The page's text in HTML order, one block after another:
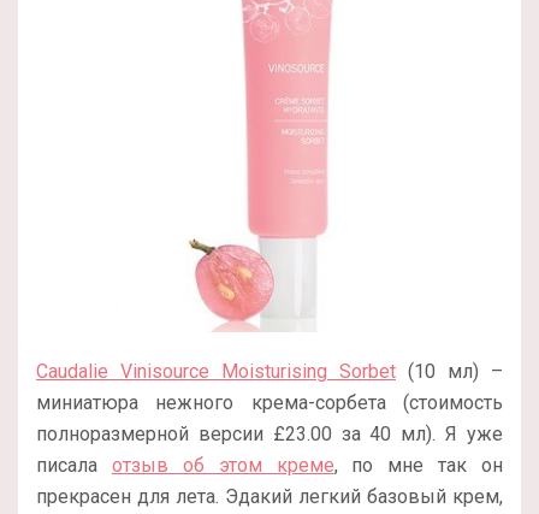
Caudalie Vinisource Moisturising Sorbet (10 мл) –
миниатюра нежного крема-сорбета (стоимость
полноразмерной версии £23.00 за 40 мл). Я уже
писала отзыв об этом креме, по мне так он
прекрасен для лета. Эдакий легкий базовый крем,